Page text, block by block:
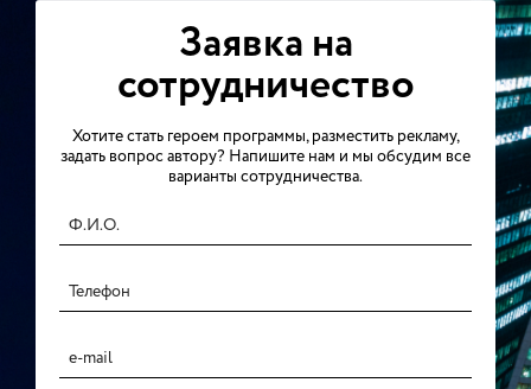
Заявка на
сотрудничество
Хотите стать героем программы, разместить рекламу,
задать вопрос автору? Напишите нам и мы обсудим все
варианты сотрудничества.